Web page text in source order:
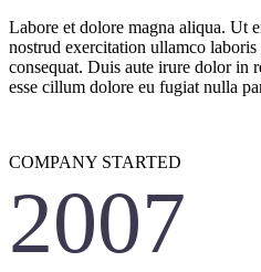
Labore et dolore magna aliqua. Ut
nostrud exercitation ullamco
consequat. Duis aute irure dolor in
esse cillum dolore eu fugiat nulla
COMPANY STARTED
2007